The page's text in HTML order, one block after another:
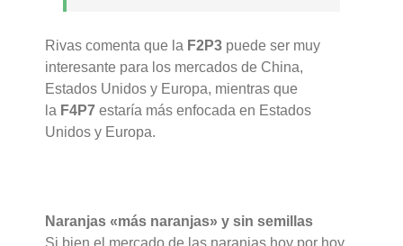
Rivas comenta que la F2P3 puede ser muy
interesante para los mercados de China,
Estados Unidos y Europa, mientras que
la F4P7estaría más enfocada en Estados
Unidos y Europa.
Naranjas «más naranjas» y sin semillas
Si bien el mercado de las naranjas hoy por hoy